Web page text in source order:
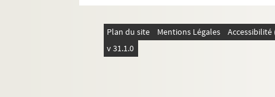
Plan du site Mentions Légales
v 31.1.0